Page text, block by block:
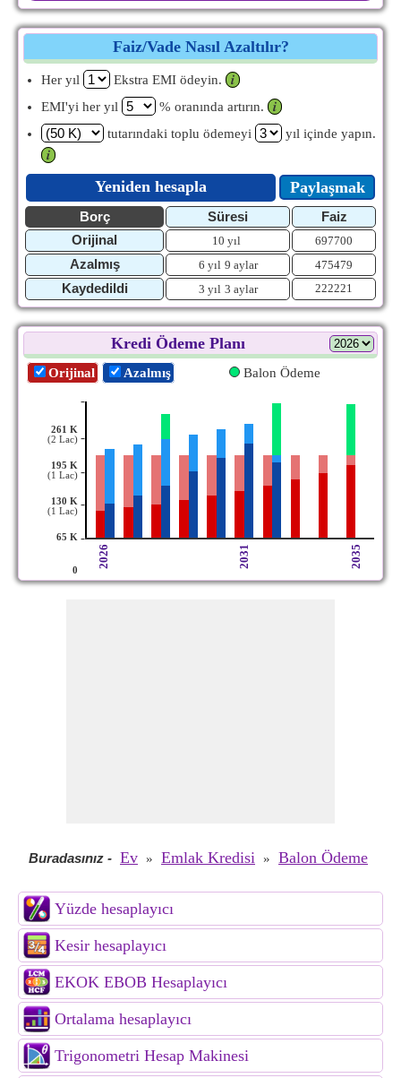
Faiz/Vade Nasıl Azaltılır?
Her yıl Ekstra EMI ödeyin.
𝒊
EMI'yi her yıl
% oranında artırın.
𝒊
tutarındaki toplu ödemeyi
yıl içinde yapın.
𝒊
Yeniden hesapla Paylaşmak
Borç Süresi
Faiz
Orijinal
10 yıl 697700
Azalmış 6 yıl 9 aylar 475479
Kaydedildi 3 yıl 3 aylar 222221
Kredi Ödeme Planı
Orijinal Azalmış Balon Ödeme
261 K
(2 Lac)
195 K
(1 Lac)
130 K
(1 Lac)
65 K
0
-
-
-
-
-
2026 2031 2035
Buradasınız - Ev » Emlak Kredisi » Balon Ödeme
Yüzde hesaplayıcı
Kesir hesaplayıcı
EKOK EBOB Hesaplayıcı
Ortalama hesaplayıcı
Trigonometri Hesap Makinesi